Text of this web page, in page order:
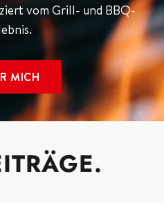
vom Grill- und BBQ-
MICH